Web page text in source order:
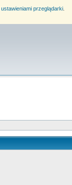
ustawieniami przeglądarki.